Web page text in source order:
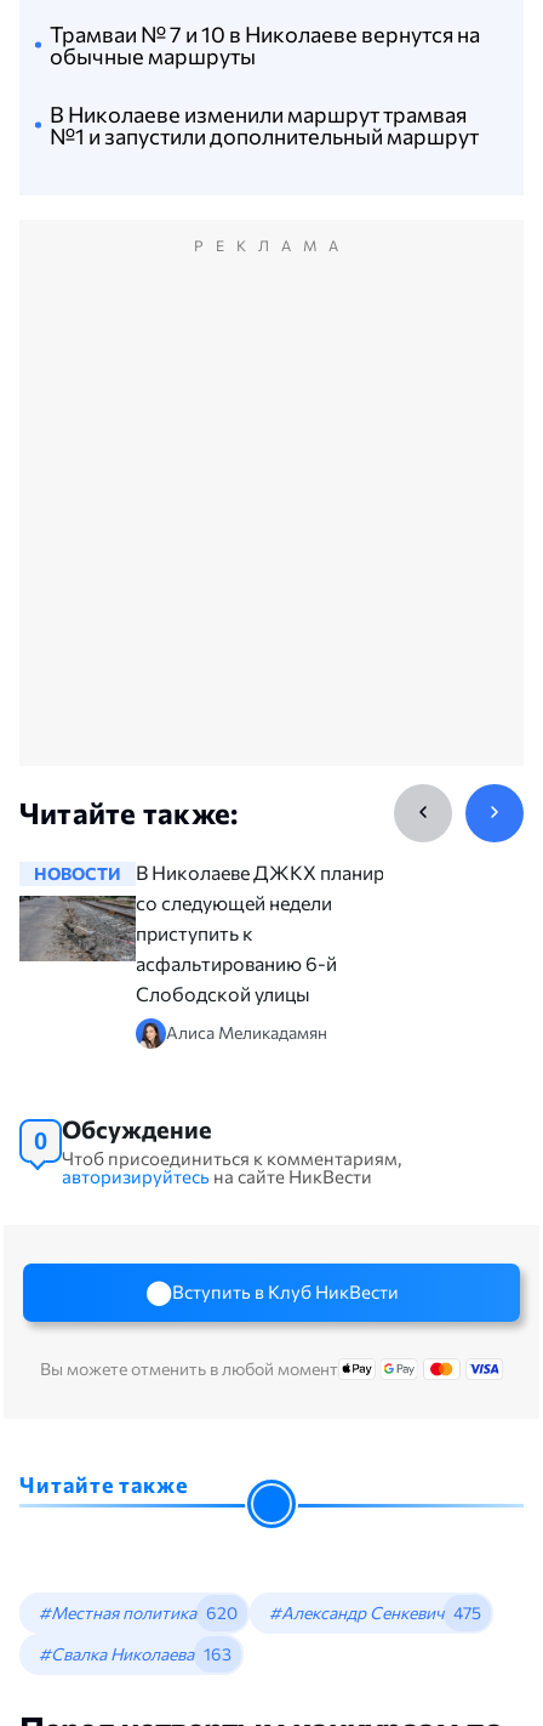
В Николаеве изменили маршрут трамвая
№1 и запустили дополнительный маршрут
Трамваи № 7 и 10 в Николаеве вернутся на
обычные маршруты
РЕКЛАМА
Читайте также:
НОВОСТИ
В Николаеве ДЖКХ планирует
со следующей недели
приступить к
асфальтированию 6-й
Слободской улицы
Алиса Меликадамян
0 Обсуждение
Чтоб присоединиться к комментариям,
авторизируйтесь на сайте НикВести
Вступить в Клуб НикВести
Вы можете отменить в любой момент
Читайте также
#Местная политика 620 #Александр Сенкевич 475
#Свалка Николаева 163